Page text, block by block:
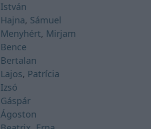
István
Hajna, Sámuel
Menyhért, Mirjam
Bence
Bertalan
Lajos, Patrícia
Izsó
Gáspár
Ágoston